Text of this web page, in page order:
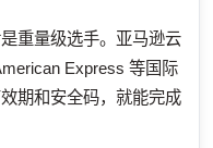
重量级选手。亚马逊云
Express 等国际
期和安全码，就能完成